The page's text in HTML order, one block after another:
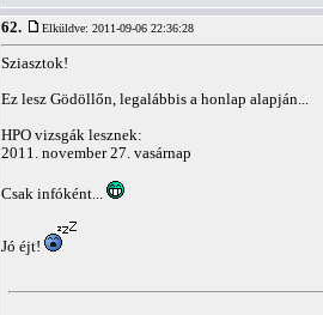
62. Elküldve: 2011-09-06 22:36:28
Sziasztok!
Ez lesz Gödöllőn, legalábbis a honlap alapján...
HPO vizsgák lesznek:
2011. november 27. vasárnap
Csak infóként...
Jó éjt!